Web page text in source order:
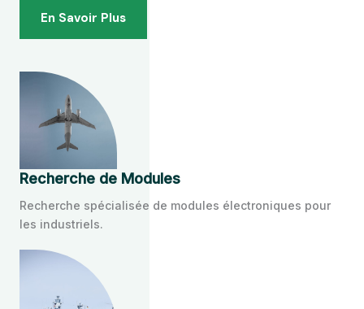
En Savoir Plus
Recherche de Modules
Recherche spécialisée de modules électroniques pour
les industriels.